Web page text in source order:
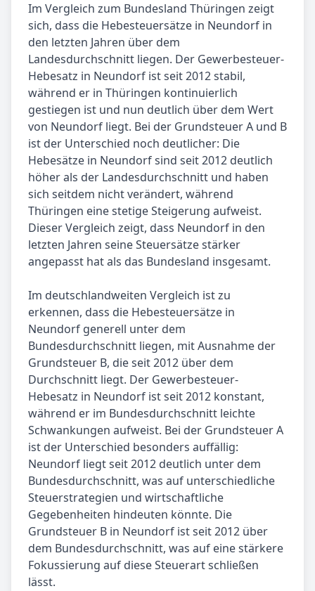
Im Vergleich zum Bundesland Thüringen zeigt
sich, dass die Hebesteuersätze in Neundorf in
den letzten Jahren über dem
Landesdurchschnitt liegen. Der Gewerbesteuer-
Hebesatz in Neundorf ist seit 2012 stabil,
während er in Thüringen kontinuierlich
gestiegen ist und nun deutlich über dem Wert
von Neundorf liegt. Bei der Grundsteuer A und B
ist der Unterschied noch deutlicher: Die
Hebesätze in Neundorf sind seit 2012 deutlich
höher als der Landesdurchschnitt und haben
sich seitdem nicht verändert, während
Thüringen eine stetige Steigerung aufweist.
Dieser Vergleich zeigt, dass Neundorf in den
letzten Jahren seine Steuersätze stärker
angepasst hat als das Bundesland insgesamt.
Im deutschlandweiten Vergleich ist zu
erkennen, dass die Hebesteuersätze in
Neundorf generell unter dem
Bundesdurchschnitt liegen, mit Ausnahme der
Grundsteuer B, die seit 2012 über dem
Durchschnitt liegt. Der Gewerbesteuer-
Hebesatz in Neundorf ist seit 2012 konstant,
während er im Bundesdurchschnitt leichte
Schwankungen aufweist. Bei der Grundsteuer A
ist der Unterschied besonders auffällig:
Neundorf liegt seit 2012 deutlich unter dem
Bundesdurchschnitt, was auf unterschiedliche
Steuerstrategien und wirtschaftliche
Gegebenheiten hindeuten könnte. Die
Grundsteuer B in Neundorf ist seit 2012 über
dem Bundesdurchschnitt, was auf eine stärkere
Fokussierung auf diese Steuerart schließen
lässt.